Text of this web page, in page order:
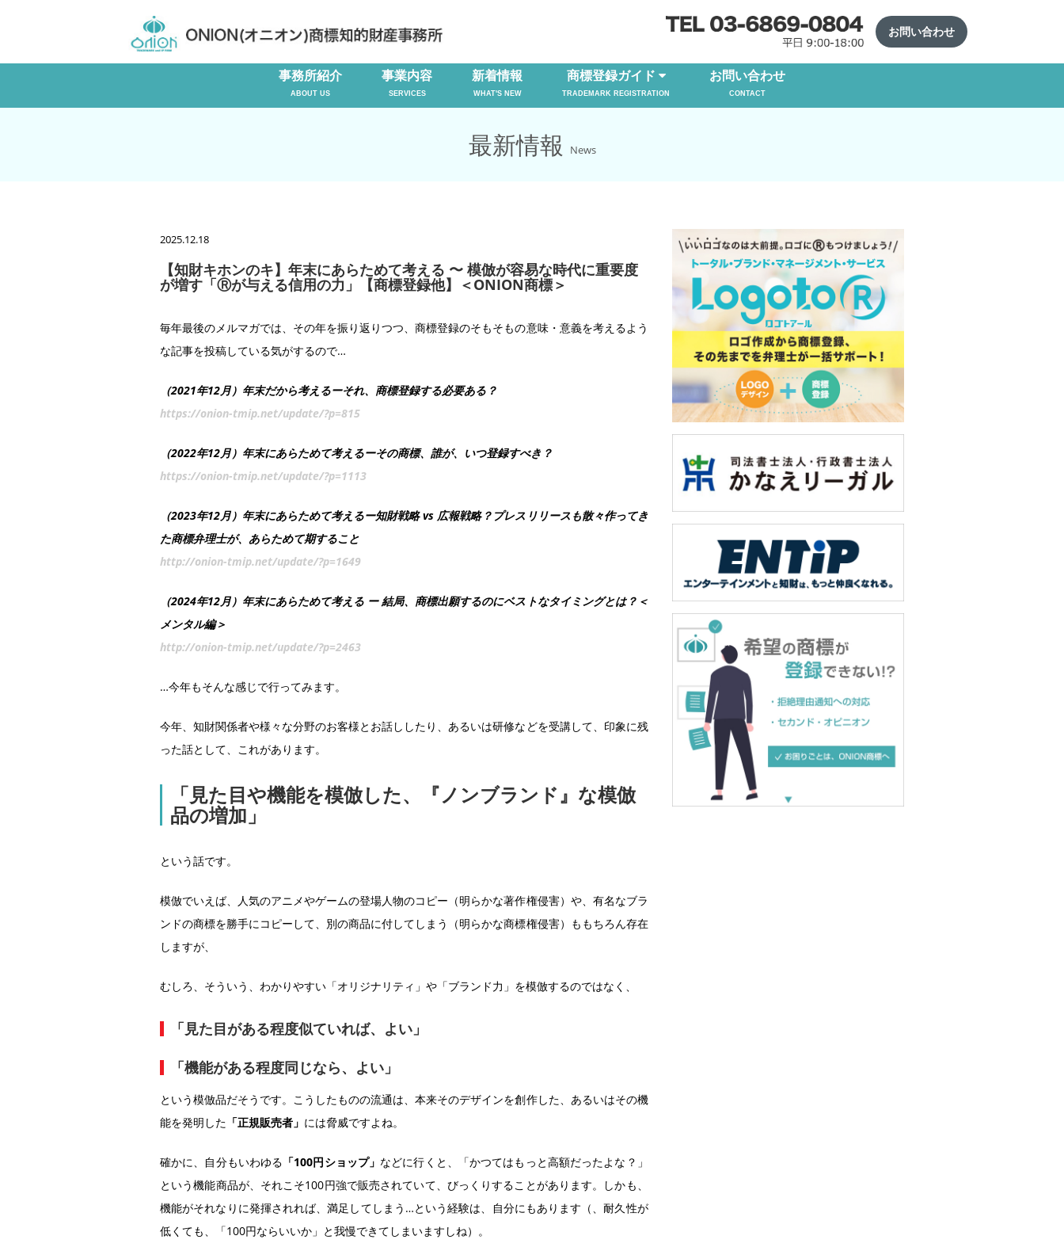
お問い合わせ
事務所紹介
ABOUT US
事業内容
SERVICES
新着情報
WHAT'S NEW
商標登録ガイド
TRADEMARK REGISTRATION
お問い合わせ
CONTACT
最新情報 News
2025.12.18
【知財キホンのキ】年末にあらためて考える 〜 模倣が容易な時代に重要度
が増す「Ⓡが与える信用の力」【商標登録他】＜ONION商標＞
毎年最後のメルマガでは、その年を振り返りつつ、商標登録のそもそもの意味・意義を考えるよう
な記事を投稿している気がするので…
（2021年12月）年末だから考えるーそれ、商標登録する必要ある？
https://onion-tmip.net/update/?p=815
（2022年12月）年末にあらためて考えるーその商標、誰が、いつ登録すべき？
https://onion-tmip.net/update/?p=1113
（2023年12月）年末にあらためて考えるー知財戦略 vs 広報戦略？プレスリリースも散々作ってき
た商標弁理士が、あらためて期すること
http://onion-tmip.net/update/?p=1649
（2024年12月）年末にあらためて考える ー 結局、商標出願するのにベストなタイミングとは？＜
メンタル編＞
http://onion-tmip.net/update/?p=2463
…今年もそんな感じで行ってみます。
今年、知財関係者や様々な分野のお客様とお話ししたり、あるいは研修などを受講して、印象に残
った話として、これがあります。
「見た目や機能を模倣した、『ノンブランド』な模倣
品の増加」
という話です。
模倣でいえば、人気のアニメやゲームの登場人物のコピー（明らかな著作権侵害）や、有名なブラ
ンドの商標を勝手にコピーして、別の商品に付してしまう（明らかな商標権侵害）ももちろん存在
しますが、
むしろ、そういう、わかりやすい「オリジナリティ」や「ブランド力」を模倣するのではなく、
「見た目がある程度似ていれば、よい」
「機能がある程度同じなら、よい」
という模倣品だそうです。こうしたものの流通は、本来そのデザインを創作した、あるいはその機
能を発明した 「正規販売者」 には脅威ですよね。
確かに、自分もいわゆる 「100円ショップ」 などに行くと、「かつてはもっと高額だったよな？」
という機能商品が、それこそ100円強で販売されていて、びっくりすることがあります。しかも、
機能がそれなりに発揮されれば、満足してしまう…という経験は、自分にもあります（、耐久性が
低くても、「100円ならいいか」と我慢できてしまいますしね）。